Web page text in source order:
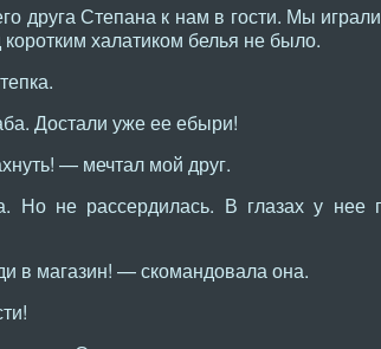
друга Степана к нам в гости. Мы
халатиком белья не было.
Достали уже ее ебыри!
— мечтал мой друг.
не рассердилась. В глазах у нее
в магазин! — скомандовала она.